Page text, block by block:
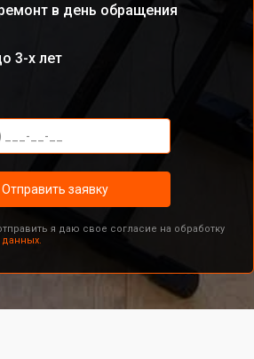
в день обращения
3-х лет
Отправить заявку
я даю свое согласие на обработку